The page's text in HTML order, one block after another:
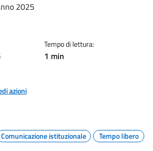
notizia
2025
Tempo di lettura:
1 min
azioni
Comunicazione istituzionale Tempo libero